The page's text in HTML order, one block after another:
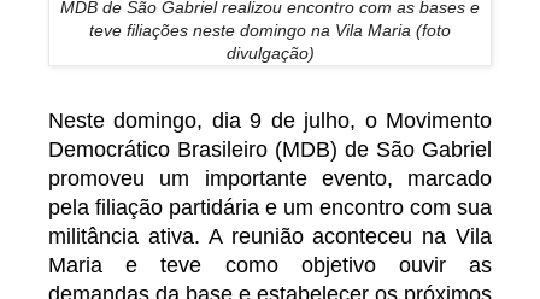
MDB de São Gabriel realizou encontro com as bases e
teve filiações neste domingo na Vila Maria (foto
divulgação)
Neste domingo, dia 9 de julho, o Movimento
Democrático Brasileiro (MDB) de São Gabriel
promoveu um importante evento, marcado
pela filiação partidária e um encontro com sua
militância ativa. A reunião aconteceu na Vila
Maria e teve como objetivo ouvir as
demandas da base e estabelecer os próximos